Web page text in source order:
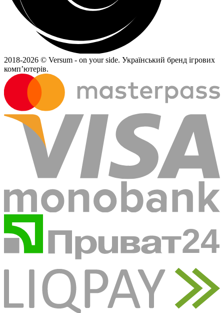
2018-2026 © Versum - on your side. Український бренд ігрових
комп’ютерів.